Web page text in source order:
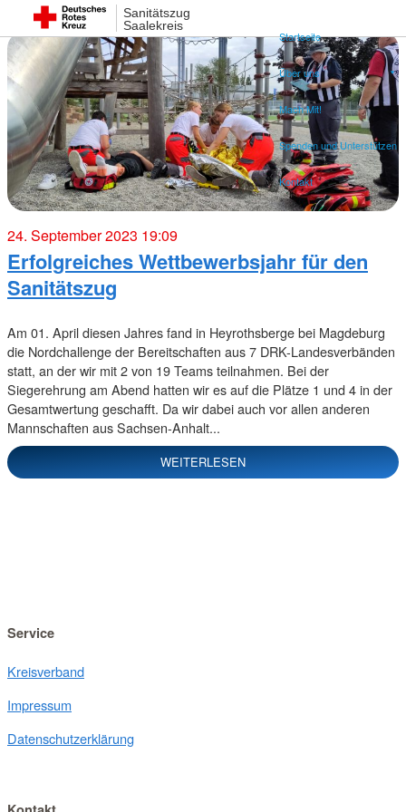
Sanitätszug
Saalekreis
Startseite
Über uns
Mach Mit!
Spenden und Unterstützen
Kontakt
24. September 2023 19:09
Erfolgreiches Wettbewerbsjahr für den
Sanitätszug
Am 01. April diesen Jahres fand in Heyrothsberge bei Magdeburg
die Nordchallenge der Bereitschaften aus 7 DRK-Landesverbänden
statt, an der wir mit 2 von 19 Teams teilnahmen. Bei der
Siegerehrung am Abend hatten wir es auf die Plätze 1 und 4 in der
Gesamtwertung geschafft. Da wir dabei auch vor allen anderen
Mannschaften aus Sachsen-Anhalt...
WEITERLESEN
Service
Kreisverband
Impressum
Datenschutzerklärung